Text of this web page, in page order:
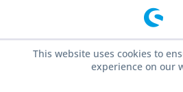
This website uses cookies to
experience on our